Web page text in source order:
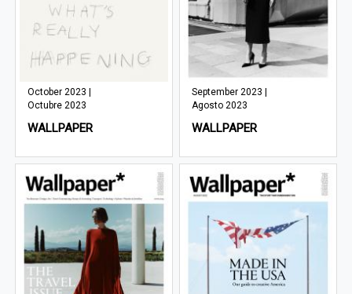
October 2023 |
Octubre 2023
WALLPAPER
September 2023 |
Agosto 2023
WALLPAPER